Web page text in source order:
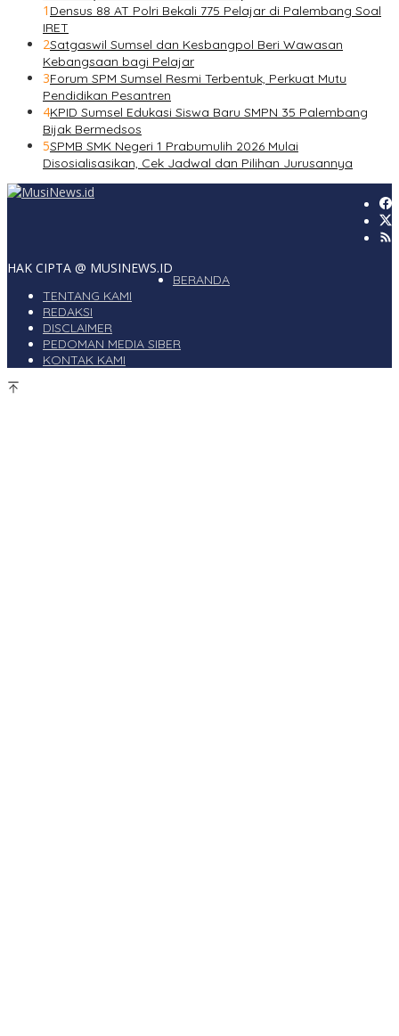
1 Densus 88 AT Polri Bekali 775 Pelajar di Palembang Soal
IRET
2Satgaswil Sumsel dan Kesbangpol Beri Wawasan
Kebangsaan bagi Pelajar
3Forum SPM Sumsel Resmi Terbentuk, Perkuat Mutu
Pendidikan Pesantren
4KPID Sumsel Edukasi Siswa Baru SMPN 35 Palembang
Bijak Bermedsos
5SPMB SMK Negeri 1 Prabumulih 2026 Mulai
Disosialisasikan, Cek Jadwal dan Pilihan Jurusannya
HAK CIPTA @ MUSINEWS.ID
BERANDA
TENTANG KAMI
REDAKSI
DISCLAIMER
PEDOMAN MEDIA SIBER
KONTAK KAMI